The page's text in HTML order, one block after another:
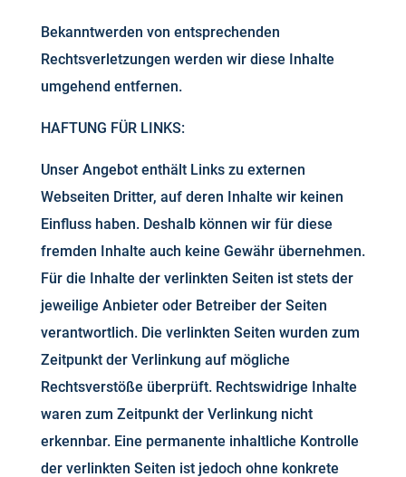
Bekanntwerden von entsprechenden
Rechtsverletzungen werden wir diese Inhalte
umgehend entfernen.
HAFTUNG FÜR LINKS:
Unser Angebot enthält Links zu externen
Webseiten Dritter, auf deren Inhalte wir keinen
Einfluss haben. Deshalb können wir für diese
fremden Inhalte auch keine Gewähr übernehmen.
Für die Inhalte der verlinkten Seiten ist stets der
jeweilige Anbieter oder Betreiber der Seiten
verantwortlich. Die verlinkten Seiten wurden zum
Zeitpunkt der Verlinkung auf mögliche
Rechtsverstöße überprüft. Rechtswidrige Inhalte
waren zum Zeitpunkt der Verlinkung nicht
erkennbar. Eine permanente inhaltliche Kontrolle
der verlinkten Seiten ist jedoch ohne konkrete